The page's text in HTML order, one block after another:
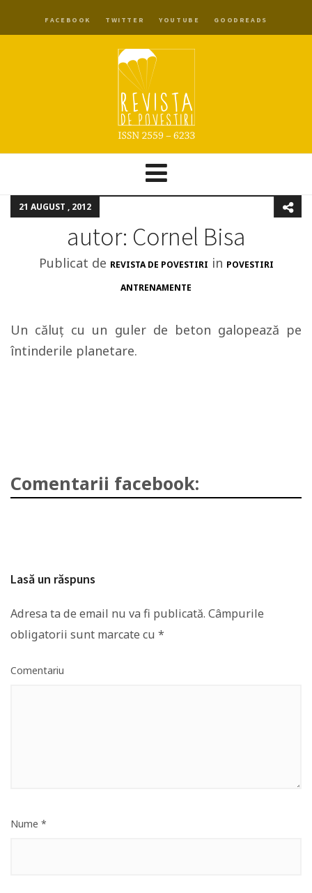
FACEBOOK TWITTER YOUTUBE GOODREADS
21 AUGUST , 2012
autor: Cornel Bisa
Publicat de REVISTA DE POVESTIRI in POVESTIRI
ANTRENAMENTE
Un căluţ cu un guler de beton galopează pe
întinderile planetare.
Comentarii facebook:
Lasă un răspuns
Adresa ta de email nu va fi publicată. Câmpurile
obligatorii sunt marcate cu *
Comentariu
Nume *